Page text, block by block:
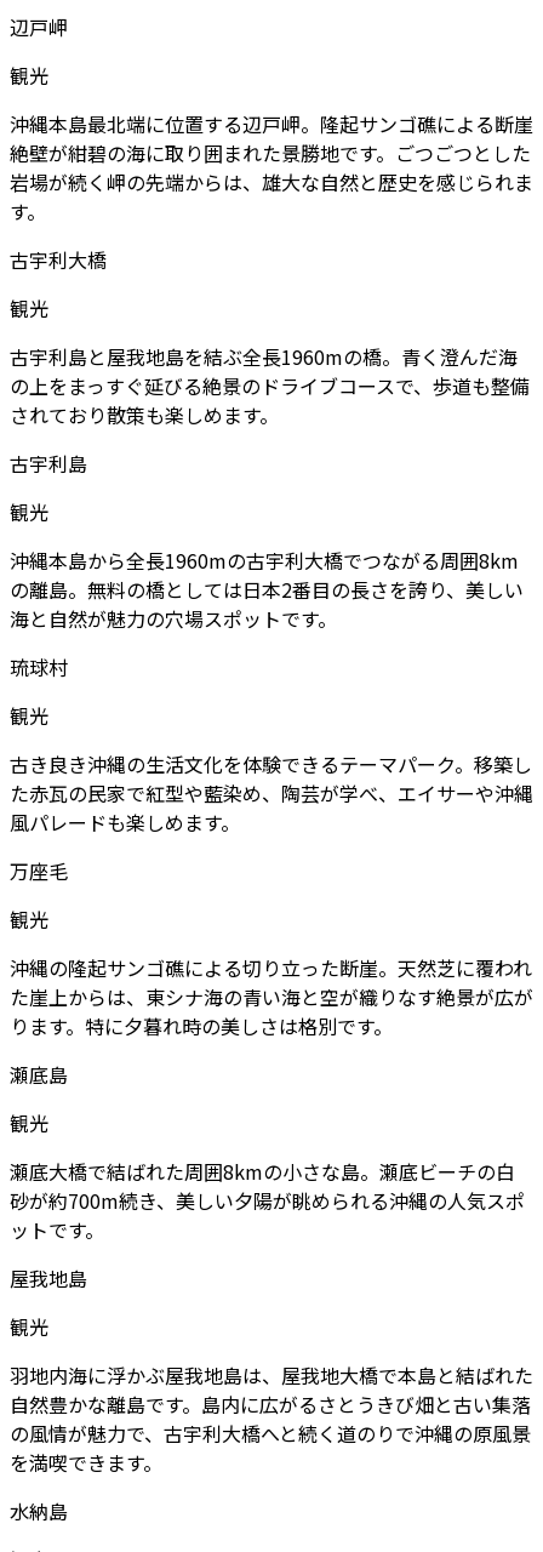
辺戸岬
観光
沖縄本島最北端に位置する辺戸岬。隆起サンゴ礁による断崖
絶壁が紺碧の海に取り囲まれた景勝地です。ごつごつとした
岩場が続く岬の先端からは、雄大な自然と歴史を感じられま
す。
古宇利大橋
観光
古宇利島と屋我地島を結ぶ全長1960mの橋。青く澄んだ海
の上をまっすぐ延びる絶景のドライブコースで、歩道も整備
されており散策も楽しめます。
古宇利島
観光
沖縄本島から全長1960mの古宇利大橋でつながる周囲8km
の離島。無料の橋としては日本2番目の長さを誇り、美しい
海と自然が魅力の穴場スポットです。
琉球村
観光
古き良き沖縄の生活文化を体験できるテーマパーク。移築し
た赤瓦の民家で紅型や藍染め、陶芸が学べ、エイサーや沖縄
風パレードも楽しめます。
万座毛
観光
沖縄の隆起サンゴ礁による切り立った断崖。天然芝に覆われ
た崖上からは、東シナ海の青い海と空が織りなす絶景が広が
ります。特に夕暮れ時の美しさは格別です。
瀬底島
観光
瀬底大橋で結ばれた周囲8kmの小さな島。瀬底ビーチの白
砂が約700m続き、美しい夕陽が眺められる沖縄の人気スポ
ットです。
屋我地島
観光
羽地内海に浮かぶ屋我地島は、屋我地大橋で本島と結ばれた
自然豊かな離島です。島内に広がるさとうきび畑と古い集落
の風情が魅力で、古宇利大橋へと続く道のりで沖縄の原風景
を満喫できます。
水納島